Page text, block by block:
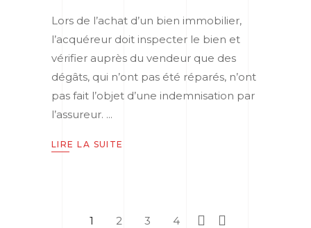
Lors de l’achat d’un bien immobilier,
l’acquéreur doit inspecter le bien et
vérifier auprès du vendeur que des
dégâts, qui n’ont pas été réparés, n’ont
pas fait l’objet d’une indemnisation par
l’assureur.
LIRE LA SUITE
1 2 3 4